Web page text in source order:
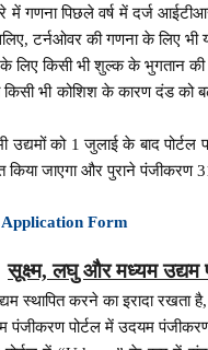
गणना पिछले वर्ष में दर्ज
टर्नओवर की गणना के लिए भी
किसी भी शुल्क के भुगतान की
भी कोशिश के कारण दंड को
को 1 जुलाई के बाद
किया जाएगा और पुराने पंजीकरण
Form
सूक्ष्म, लघु और मध्यम उद्यम
स्थापित करने का इरादा
पंजीकरण पोर्टल में उदयम